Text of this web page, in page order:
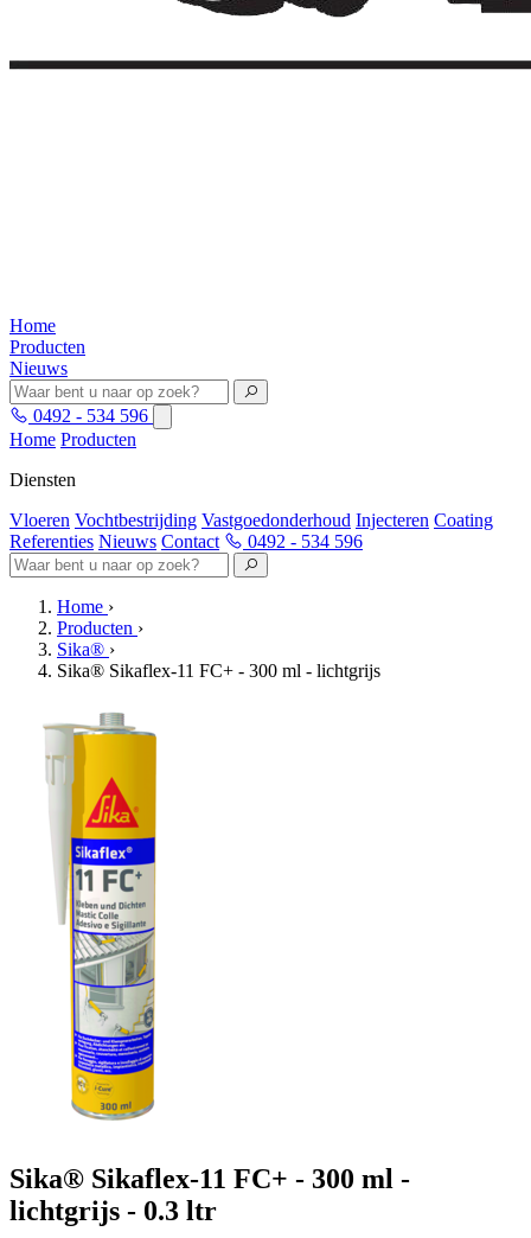
Home
Producten
Nieuws
0492 - 534 596
Home Producten
Diensten
Vloeren Vochtbestrijding Vastgoedonderhoud Injecteren Coating
Referenties Nieuws Contact 0492 - 534 596
Home ›
Producten ›
Sika® ›
Sika® Sikaflex-11 FC+ - 300 ml - lichtgrijs
Sika® Sikaflex-11 FC+ - 300 ml -
lichtgrijs - 0.3 ltr